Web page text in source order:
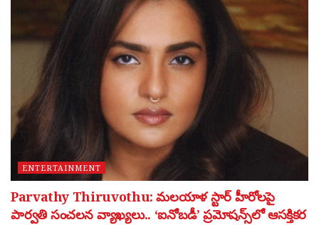
ENTERTAINMENT
Parvathy Thiruvothu: మలయాళ స్టార్ హీరోలపై
పార్వతి సంచలన వ్యాఖ్యలు.. ‘ఐనోబడీ’ ప్రమోషన్స్‌లో ఆసక్తికర